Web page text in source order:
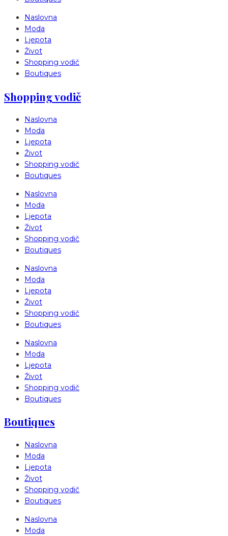
Naslovna
Moda
Ljepota
Život
Shopping vodič
Boutiques
Shopping vodič
Naslovna
Moda
Ljepota
Život
Shopping vodič
Boutiques
Naslovna
Moda
Ljepota
Život
Shopping vodič
Boutiques
Naslovna
Moda
Ljepota
Život
Shopping vodič
Boutiques
Naslovna
Moda
Ljepota
Život
Shopping vodič
Boutiques
Boutiques
Naslovna
Moda
Ljepota
Život
Shopping vodič
Boutiques
Naslovna
Moda